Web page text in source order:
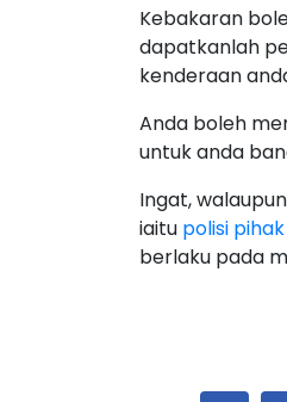
Kebakaran
dapatkanlah
kenderaan
Anda boleh
untuk anda
Ingat,
iaitu polisi
berlaku pada